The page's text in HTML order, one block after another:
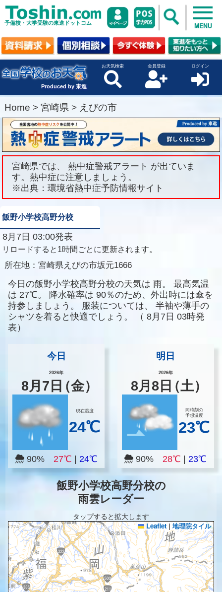
予備校・大学受験の東進ドットコム MENU
Produced by 東進
お天気検索 会員登録 ログイン
Home > 宮崎県 > えびの市
宮崎県では、 熱中症警戒アラート が出ていま
す。熱中症に注意しましょう。
※出典：環境省熱中症予防情報サイト
飯野小学校高野分校
8月7日 03:00発表
リロードすると1時間ごとに更新されます。
所在地： 宮崎県えびの市坂元1666
今日の飯野小学校高野分校の天気は 雨。
最高気温
は 27℃。 降水確率は 90％のため、外出時には傘を
持参しましょう。
服装については、
半袖や薄手の
シャツを着ると快適でしょう。
（ 8月7日 03時発
表）
今日
2026年
8月 7 日（金）
現在温度
24℃
90% 27℃ 24℃
明日
2026年
8月8 日（土）
同時刻の
予想温度
23℃
90% 28℃ |23℃
飯野小学校高野分校の
雨雲レーダー
タップすると拡大します
Leaflet | 地理院タイル